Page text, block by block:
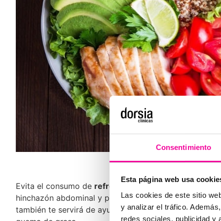
Consentimiento
Esta página web usa
Las cookies de este sitio
y analizar el tráfico.
redes sociales, publicidad y
Evita el consumo de refrescos y gaseosas
hinchazón abdominal y pueden ralentizar la
también te servirá de ayuda ya que está lleno de